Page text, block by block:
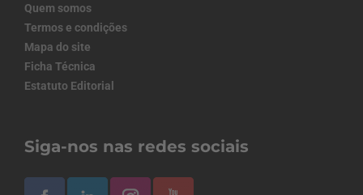
Quem somos
Termos e condições
Mapa do site
Ficha Técnica
Estatuto Editorial
Siga-nos nas redes sociais